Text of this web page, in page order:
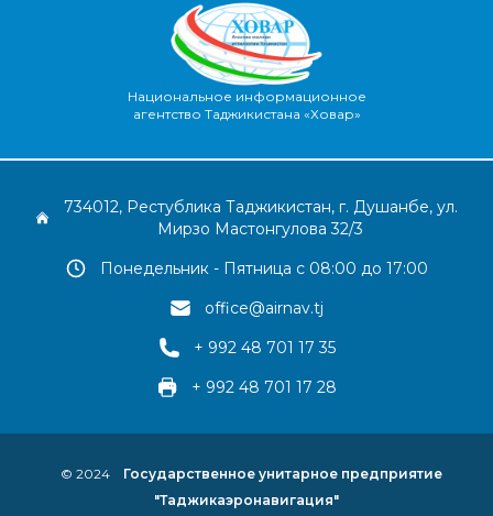
Национальное информационное
агентство Таджикистана «Ховар»
734012, Рестублика Таджикистан, г. Душанбе, ул.
Мирзо Мастонгулова 32/3
Понедельник - Пятница с 08:00 до 17:00
office@airnav.tj
+ 992 48 701 17 35
+ 992 48 701 17 28
© 2024
Государственное унитарное предприятие
"Таджикаэронавигация"